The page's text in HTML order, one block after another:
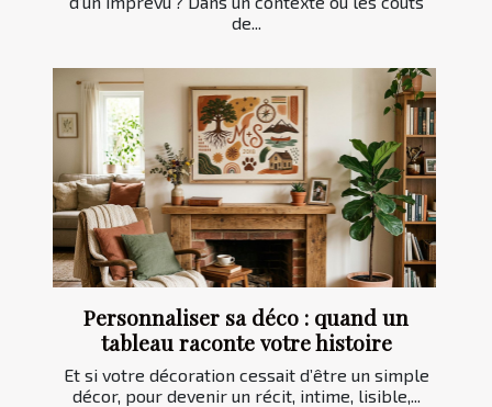
de...
Personnaliser sa déco : quand un
tableau raconte votre histoire
Et si votre décoration cessait d’être un simple
décor, pour devenir un récit, intime, lisible,...